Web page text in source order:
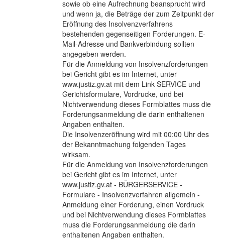
sowie ob eine Aufrechnung beansprucht wird
und wenn ja, die Beträge der zum Zeitpunkt der
Eröffnung des Insolvenzverfahrens
bestehenden gegenseitigen Forderungen. E-
Mail-Adresse und Bankverbindung sollten
angegeben werden.
Für die Anmeldung von Insolvenzforderungen
bei Gericht gibt es im Internet, unter
www.justiz.gv.at mit dem Link SERVICE und
Gerichtsformulare, Vordrucke, und bei
Nichtverwendung dieses Formblattes muss die
Forderungsanmeldung die darin enthaltenen
Angaben enthalten.
Die Insolvenzeröffnung wird mit 00:00 Uhr des
der Bekanntmachung folgenden Tages
wirksam.
Für die Anmeldung von Insolvenzforderungen
bei Gericht gibt es im Internet, unter
www.justiz.gv.at - BÜRGERSERVICE -
Formulare - Insolvenzverfahren allgemein -
Anmeldung einer Forderung, einen Vordruck
und bei Nichtverwendung dieses Formblattes
muss die Forderungsanmeldung die darin
enthaltenen Angaben enthalten.